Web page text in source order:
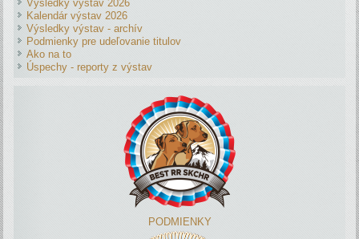
Výsledky výstav 2026
Kalendár výstav 2026
Výsledky výstav - archív
Podmienky pre udeľovanie titulov
Ako na to
Úspechy - reporty z výstav
PODMIENKY